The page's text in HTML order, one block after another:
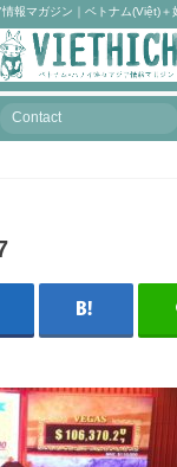
情報マガジン｜ベトナム(Việt)
Contact